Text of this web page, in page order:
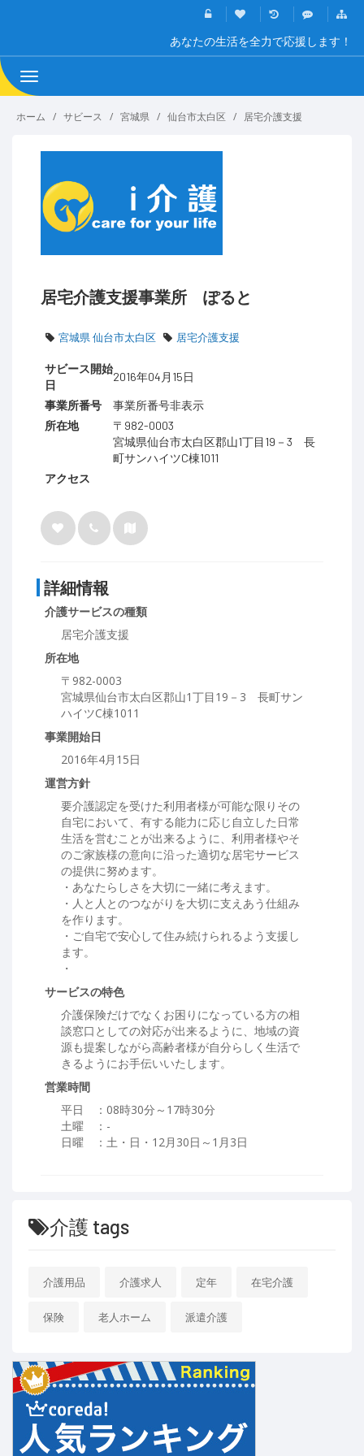
あなたの生活を全力で応援します！
Toggle
navigation
ホーム サビース 宮城県 仙台市太白区 居宅介護支援
居宅介護支援事業所 ぽると
宮城県 仙台市太白区 居宅介護支援
サビース開始
日
2016年04月15日
事業所番号
事業所番号非表示
所在地
〒982-0003
宮城県仙台市太白区郡山1丁目19－3 長
町サンハイツC棟1011
アクセス
詳細情報
介護サービスの種類
居宅介護支援
所在地
〒982-0003
宮城県仙台市太白区郡山1丁目19－3 長町サン
ハイツC棟1011
事業開始日
2016年4月15日
運営方針
要介護認定を受けた利用者様が可能な限りその
自宅において、有する能力に応じ自立した日常
生活を営むことが出来るように、利用者様やそ
のご家族様の意向に沿った適切な居宅サービス
の提供に努めます。
・あなたらしさを大切に一緒に考えます。
・人と人とのつながりを大切に支えあう仕組み
を作ります。
・ご自宅で安心して住み続けられるよう支援し
ます。
・
サービスの特色
介護保険だけでなくお困りになっている方の相
談窓口としての対応が出来るように、地域の資
源も提案しながら高齢者様が自分らしく生活で
きるようにお手伝いいたします。
営業時間
平日 ：08時30分～17時30分
土曜 ：-
日曜 ：土・日・12月30日～1月3日
介護 tags
介護用品 介護求人 定年 在宅介護
保険 老人ホーム 派遣介護